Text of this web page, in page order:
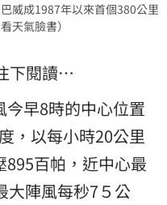
威成1987年以來首個380公里
天氣臉書）
下閱讀…
今早8時的中心位置
，以每小時20公里
百帕，近中心最
大陣風每秒7５公